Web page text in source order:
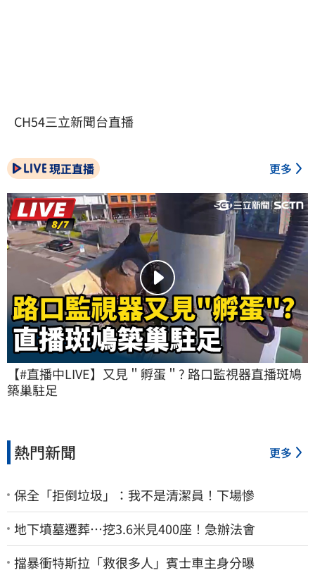
CH54三立新聞台直播
現正直播 更多
【#直播中LIVE】又見＂孵蛋＂? 路口監視器直播斑鳩
築巢駐足
熱門新聞 更多
保全「拒倒垃圾」：我不是清潔員！下場慘
地下墳墓遷葬…挖3.6米見400座！急辦法會
擋暴衝特斯拉「救很多人」賓士車主身分曝